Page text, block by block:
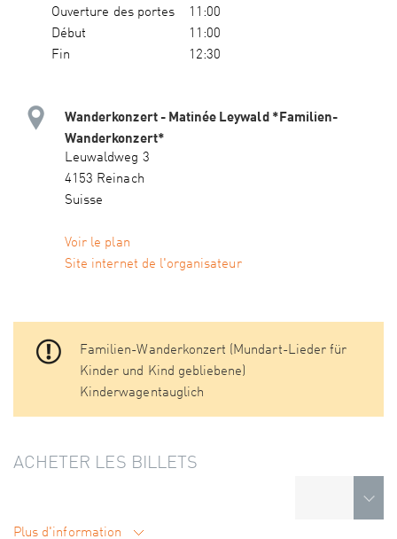
Ouverture des portes
11:00
Début
11:00
Fin
12:30
Wanderkonzert - Matinée Leywald *Familien-
Wanderkonzert*
Leuwaldweg 3
4153 Reinach
Suisse
Voir le plan
Site internet de l'organisateur
Familien-Wanderkonzert (Mundart-Lieder für
Kinder und Kind gebliebene)
Kinderwagentauglich
ACHETER LES BILLETS
Plus d'information